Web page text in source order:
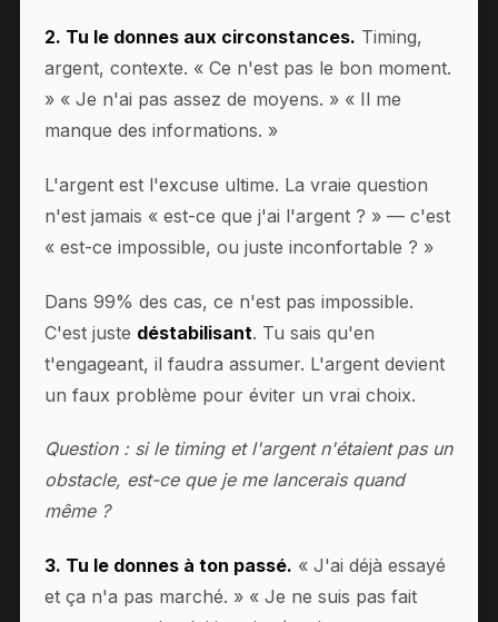
2. Tu le donnes aux circonstances. Timing,
argent, contexte. « Ce n'est pas le bon moment.
» « Je n'ai pas assez de moyens. » « Il me
manque des informations. »
L'argent est l'excuse ultime. La vraie question
n'est jamais « est-ce que j'ai l'argent ? » — c'est
« est-ce impossible, ou juste inconfortable ? »
Dans 99% des cas, ce n'est pas impossible.
C'est juste déstabilisant. Tu sais qu'en
t'engageant, il faudra assumer. L'argent devient
un faux problème pour éviter un vrai choix.
Question : si le timing et l'argent n'étaient pas un
obstacle, est-ce que je me lancerais quand
même ?
3. Tu le donnes à ton passé. « J'ai déjà essayé
et ça n'a pas marché. » « Je ne suis pas fait